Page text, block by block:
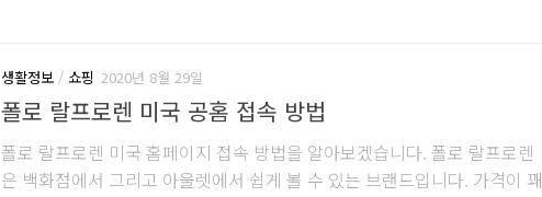
생활정보 / 쇼핑 2020년 8월 29일
폴로 랄프로렌 미국 공홈 접속 방법
폴로 랄프로렌 미국 홈페이지 접속 방법을 알아보겠습니다. 폴로 랄프로렌
은 백화점에서 그리고 아울렛에서 쉽게 볼 수 있는 브랜드입니다. 가격이 꽤